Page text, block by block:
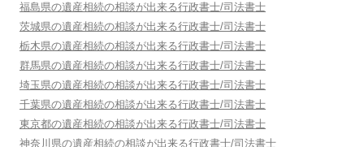
福島県の遺産相続の相談が出来る行政書士/司法書士
茨城県の遺産相続の相談が出来る行政書士/司法書士
栃木県の遺産相続の相談が出来る行政書士/司法書士
群馬県の遺産相続の相談が出来る行政書士/司法書士
埼玉県の遺産相続の相談が出来る行政書士/司法書士
千葉県の遺産相続の相談が出来る行政書士/司法書士
東京都の遺産相続の相談が出来る行政書士/司法書士
神奈川県の遺産相続の相談が出来る行政書士/司法書士